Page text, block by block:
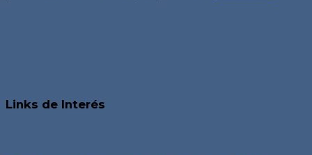
Links de Interés